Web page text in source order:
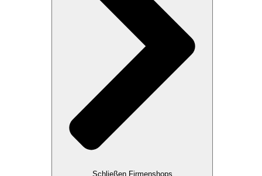
Schließen Firmenshops